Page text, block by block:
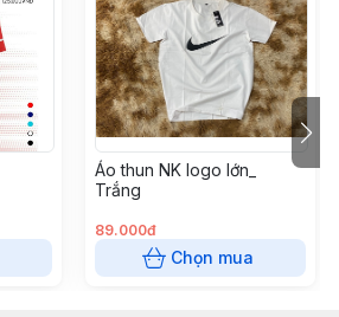
Áo thun NK logo lớn_
Trắng
89.000đ
Chọn mua